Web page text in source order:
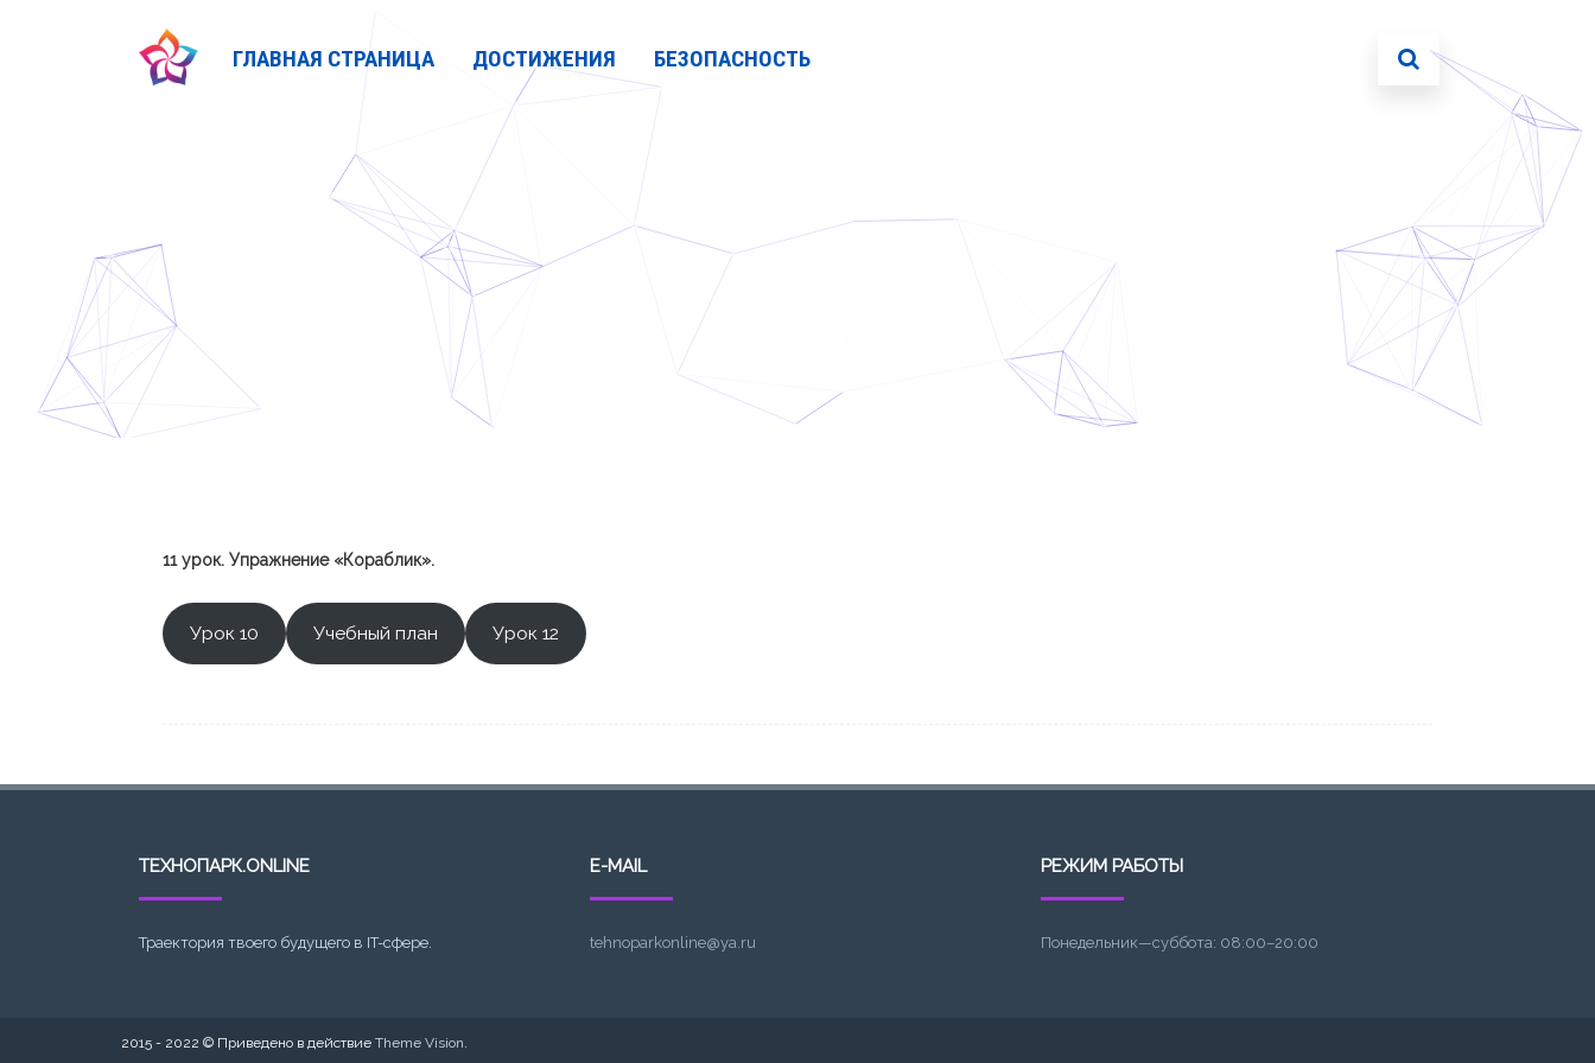
ГЛАВНАЯ СТРАНИЦА ДОСТИЖЕНИЯ БЕЗОПАСНОСТЬ
11 урок. Упражнение «Кораблик».
Урок 10 Учебный план Урок 12
ТЕХНОПАРК.ONLINE
Траектория твоего будущего в IT-сфере.
E-MAIL
tehnoparkonline@ya.ru
РЕЖИМ РАБОТЫ
Понедельник—суббота: 08:00–20:00
2015 - 2022 © Приведено в действие Theme Vision